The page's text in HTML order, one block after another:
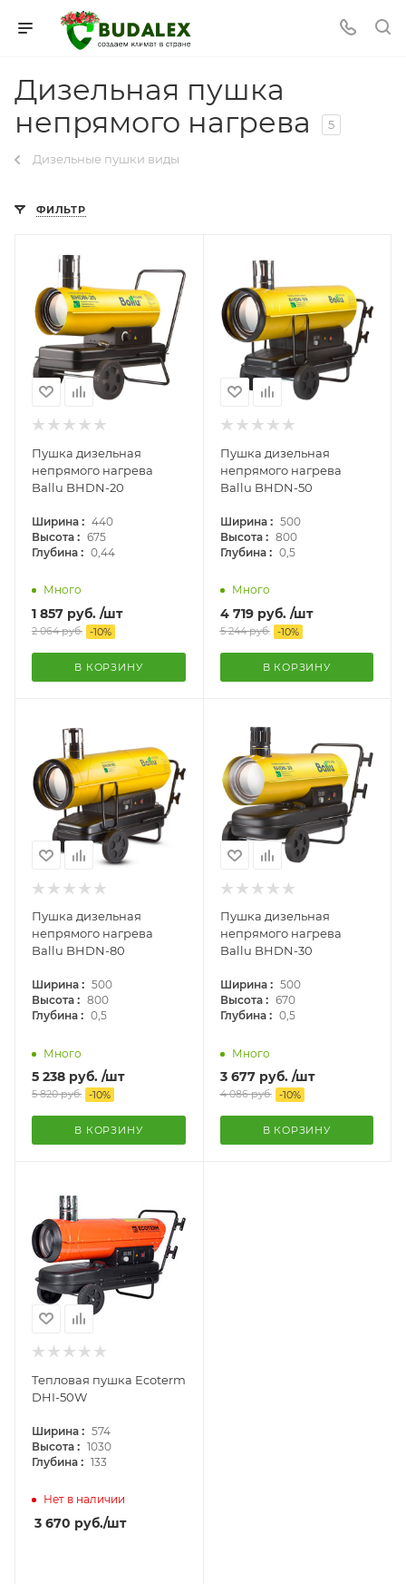
Дизельная пушка
непрямого нагрева
5
Дизельные пушки виды
ФИЛЬТР
Пушка дизельная
непрямого нагрева
Ballu BHDN-20
Ширина : 440
Высота : 675
Глубина : 0,44
Много
1 857 руб. /шт
2 064руб. -10%
В КОРЗИНУ
Пушка дизельная
непрямого нагрева
Ballu BHDN-50
Ширина : 500
Высота : 800
Глубина : 0,5
Много
4 719руб. /шт
5 244руб. -10%
В КОРЗИНУ
Пушка дизельная
непрямого нагрева
Ballu BHDN-80
Ширина : 500
Высота : 800
Глубина : 0,5
Много
5 238 руб. /шт
5 820руб. -10%
В КОРЗИНУ
Пушка дизельная
непрямого нагрева
Ballu BHDN-30
Ширина : 500
Высота : 670
Глубина : 0,5
Много
3 677руб. /шт
4 086руб. -10%
В КОРЗИНУ
Тепловая пушка Ecoterm
DHI-50W
Ширина : 574
Высота : 1030
Глубина : 133
Нет в наличии
3 670 руб./шт